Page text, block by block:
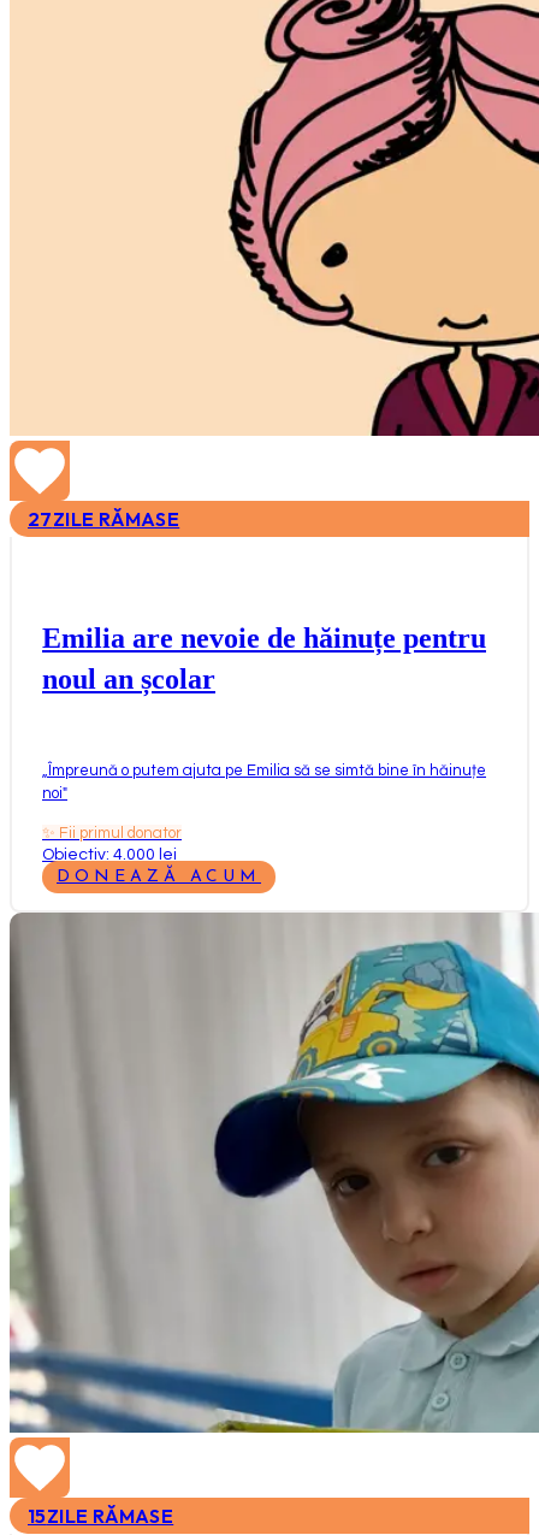
27ZILE RĂMASE
Emilia are nevoie de hăinuțe pentru
noul an școlar
Împreună o putem ajuta pe Emilia să se simtă bine în hăinuțe
noi"
✨ Fii primul donator
Obiectiv: 4.000 lei
DONEAZĂ ACUM
15ZILE RĂMASE